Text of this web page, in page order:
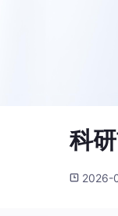
科
2026-